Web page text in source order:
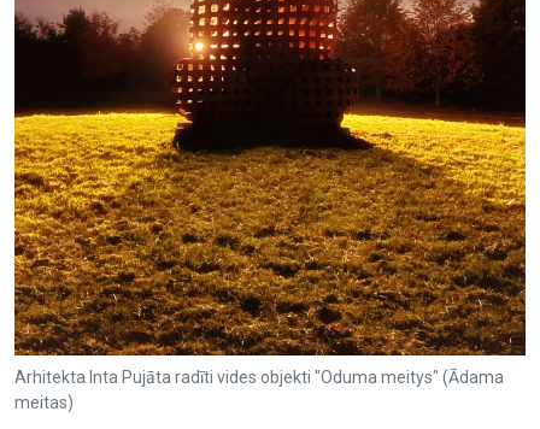
Arhitekta Inta Pujāta radīti vides objekti "Oduma meitys" (Ādama
meitas)